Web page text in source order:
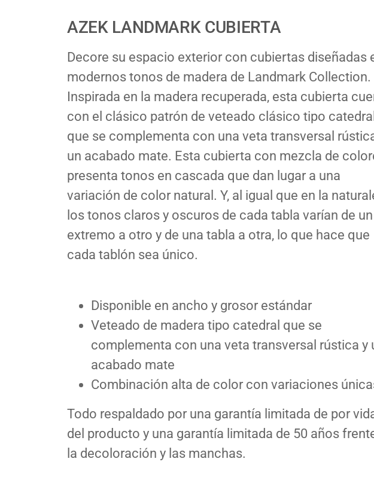
AZEK LANDMARK CUBIERTA
Decore su espacio exterior con cubiertas diseñadas
modernos tonos de madera de Landmark Collection.
Inspirada en la madera recuperada, esta cubierta
con el clásico patrón de veteado clásico tipo catedral
que se complementa con una veta transversal
un acabado mate. Esta cubierta con mezcla de
presenta tonos en cascada que dan lugar a una
variación de color natural. Y, al igual que en la
los tonos claros y oscuros de cada tabla varían de un
extremo a otro y de una tabla a otra, lo que hace que
cada tablón sea único.
Disponible en ancho y grosor estándar
Veteado de madera tipo catedral que se
complementa con una veta transversal rústica y
acabado mate
Combinación alta de color con variaciones
Todo respaldado por una garantía limitada de por
del producto y una garantía limitada de 50 años
la decoloración y las manchas.